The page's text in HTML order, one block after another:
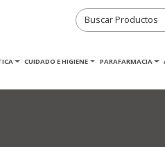
CUIDADO E HIGIENE PARAFARMACIA